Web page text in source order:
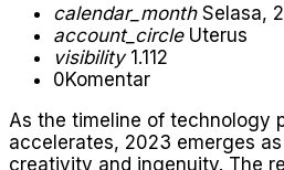
calendar_monthSelasa,
account_circleUterus
visibility1.112
0Komentar
As the timeline of technology
accelerates, 2023 emerges
creativity and ingenuity. The